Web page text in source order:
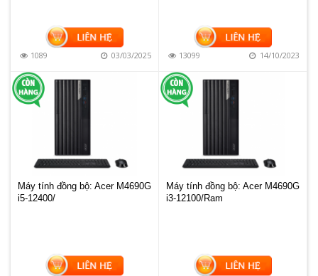
1089 03/03/2025 13099 14/10/2023
Máy tính đồng bộ: Acer M4690G
i5-12400/
Máy tính đồng bộ: Acer M4690G
i3-12100/Ram